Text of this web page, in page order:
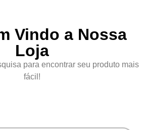
Vindo a Nossa
Loja
para encontrar seu produto mais
fácil!